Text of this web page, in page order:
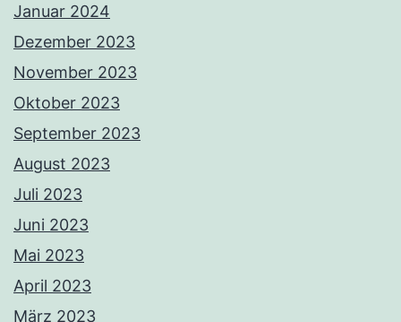
Januar 2024
Dezember 2023
November 2023
Oktober 2023
September 2023
August 2023
Juli 2023
Juni 2023
Mai 2023
April 2023
März 2023